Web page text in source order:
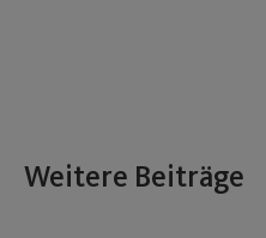
Weitere Beiträge